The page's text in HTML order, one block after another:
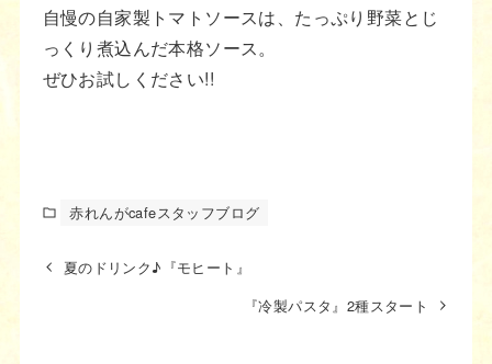
自慢の自家製トマトソースは、たっぷり野菜とじ
っくり煮込んだ本格ソース。
ぜひお試しください!!
赤れんがcafeスタッフブログ
夏のドリンク♪『モヒート』
『冷製パスタ』2種スタート